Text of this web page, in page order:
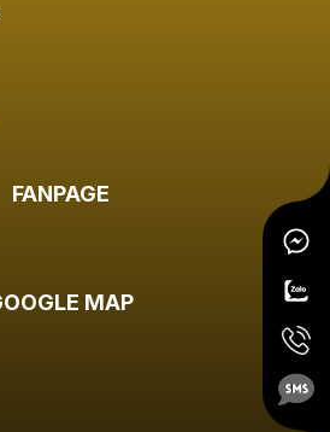
FANPAGE
MAP